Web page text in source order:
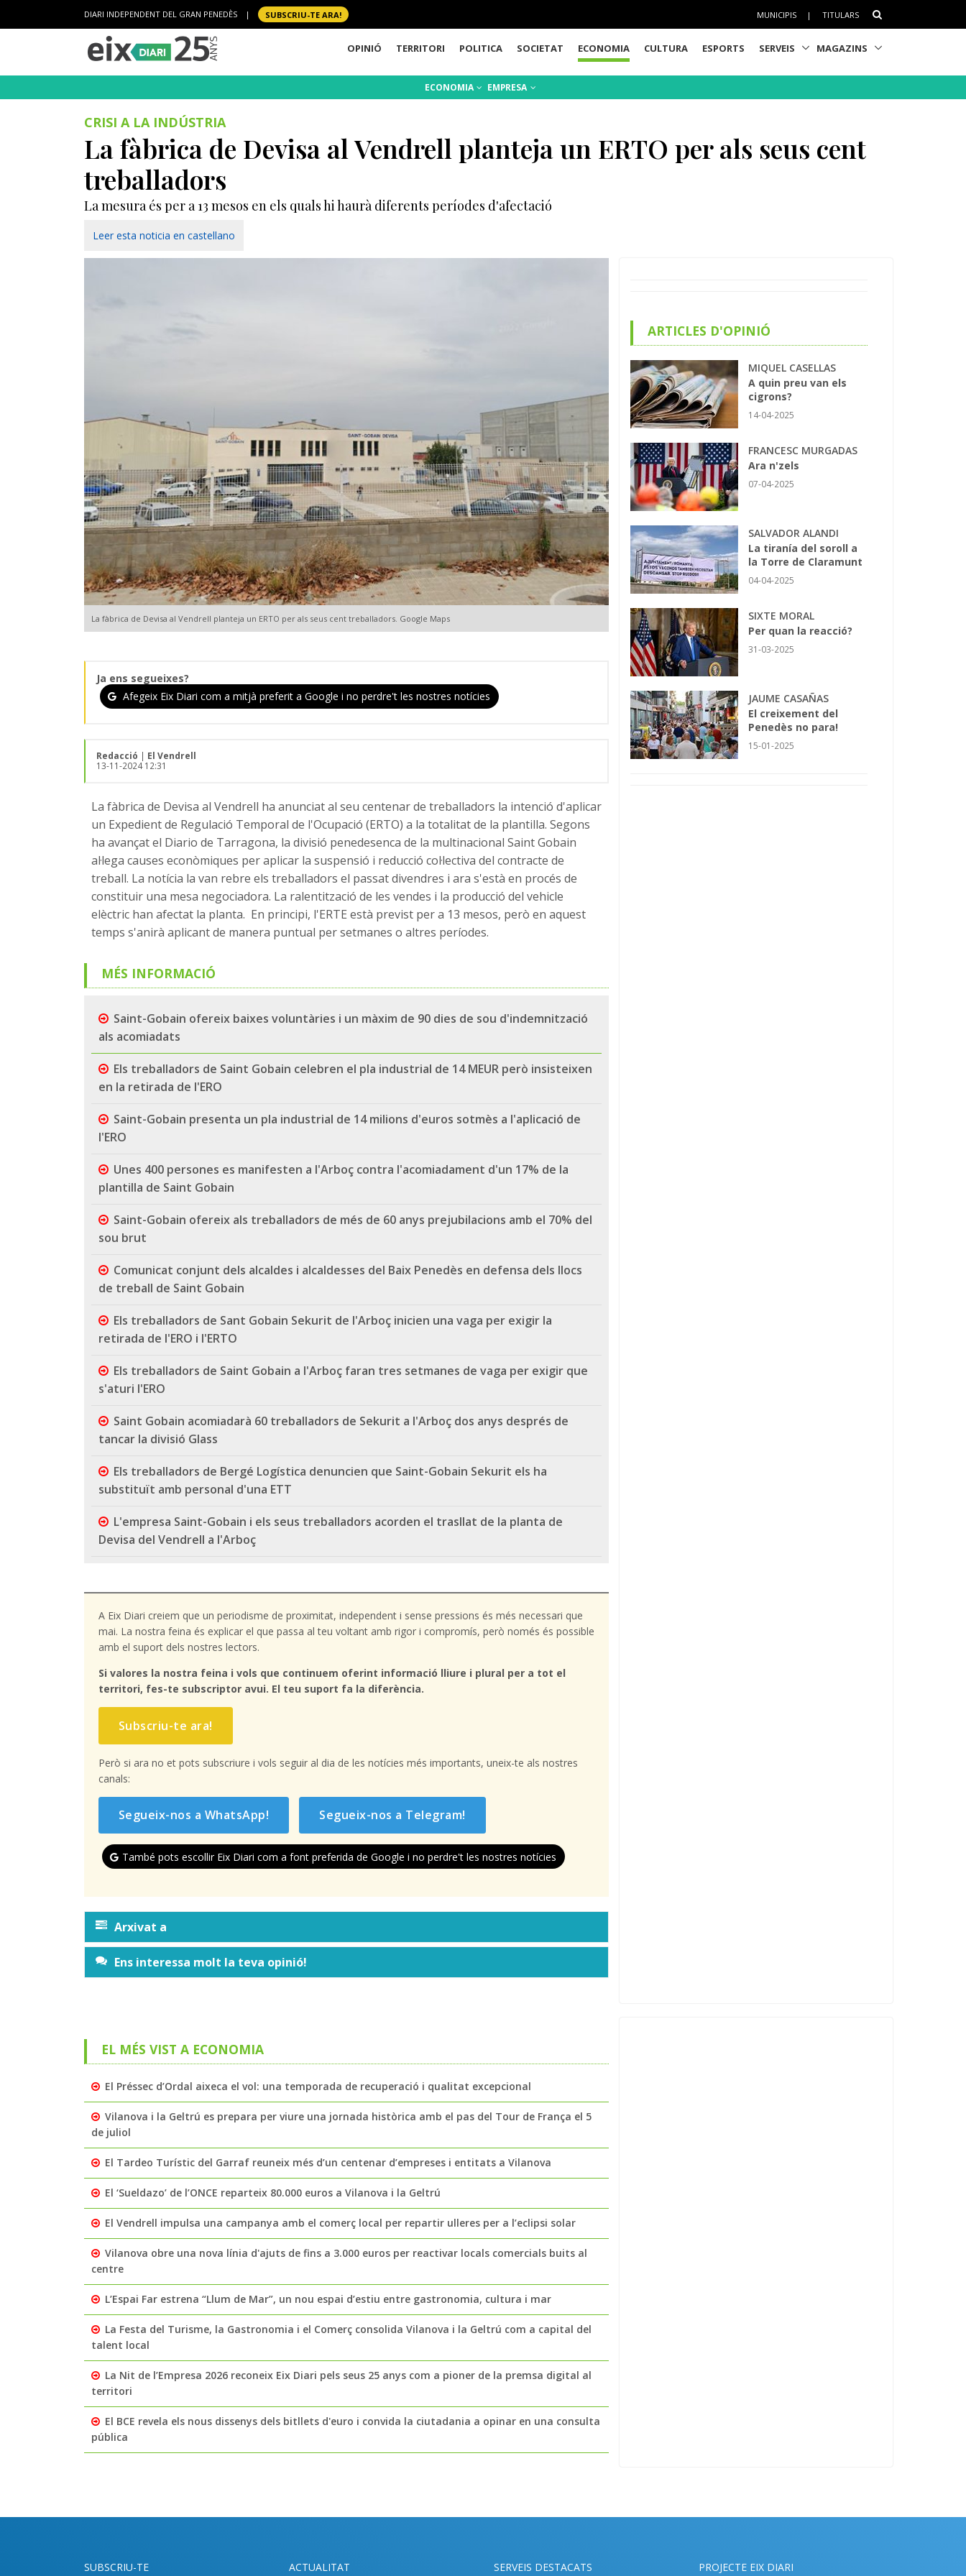
DIARI INDEPENDENT DEL GRAN PENEDÈS | SUBSCRIU-TE ARA! MUNICIPIS | TITULARS
OPINIÓ TERRITORI POLITICA SOCIETAT ECONOMIA CULTURA ESPORTS SERVEIS MAGAZINS
ECONOMIA EMPRESA
CRISI A LA INDÚSTRIA
La fàbrica de Devisa al Vendrell planteja un ERTO per als seus cent
treballadors
La mesura és per a 13 mesos en els quals hi haurà diferents períodes d'afectació
Leer esta noticia en castellano
La fàbrica de Devisa al Vendrell planteja un ERTO per als seus cent treballadors. Google Maps
Ja ens segueixes?
Afegeix Eix Diari com a mitjà preferit a Google i no perdre't les nostres notícies
Redacció | El Vendrell
13-11-2024 12:31
La fàbrica de Devisa al Vendrell ha anunciat al seu centenar de treballadors la intenció d'aplicar
un Expedient de Regulació Temporal de l'Ocupació (ERTO) a la totalitat de la plantilla. Segons
ha avançat el Diario de Tarragona, la divisió penedesenca de la multinacional Saint Gobain
al·lega causes econòmiques per aplicar la suspensió i reducció col·lectiva del contracte de
treball. La notícia la van rebre els treballadors el passat divendres i ara s'està en procés de
constituir una mesa negociadora. La ralentització de les vendes i la producció del vehicle
elèctric han afectat la planta. En principi, l'ERTE està previst per a 13 mesos, però en aquest
temps s'anirà aplicant de manera puntual per setmanes o altres períodes.
MÉS INFORMACIÓ
Saint-Gobain ofereix baixes voluntàries i un màxim de 90 dies de sou d'indemnització
als acomiadats
Els treballadors de Saint Gobain celebren el pla industrial de 14 MEUR però insisteixen
en la retirada de l'ERO
Saint-Gobain presenta un pla industrial de 14 milions d'euros sotmès a l'aplicació de
l'ERO
Unes 400 persones es manifesten a l'Arboç contra l'acomiadament d'un 17% de la
plantilla de Saint Gobain
Saint-Gobain ofereix als treballadors de més de 60 anys prejubilacions amb el 70% del
sou brut
Comunicat conjunt dels alcaldes i alcaldesses del Baix Penedès en defensa dels llocs
de treball de Saint Gobain
Els treballadors de Sant Gobain Sekurit de l'Arboç inicien una vaga per exigir la
retirada de l'ERO i l'ERTO
Els treballadors de Saint Gobain a l'Arboç faran tres setmanes de vaga per exigir que
s'aturi l'ERO
Saint Gobain acomiadarà 60 treballadors de Sekurit a l'Arboç dos anys després de
tancar la divisió Glass
Els treballadors de Bergé Logística denuncien que Saint-Gobain Sekurit els ha
substituït amb personal d'una ETT
L'empresa Saint-Gobain i els seus treballadors acorden el trasllat de la planta de
Devisa del Vendrell a l'Arboç
A Eix Diari creiem que un periodisme de proximitat, independent i sense pressions és més necessari que
mai. La nostra feina és explicar el que passa al teu voltant amb rigor i compromís, però només és possible
amb el suport dels nostres lectors.
Si valores la nostra feina i vols que continuem oferint informació lliure i plural per a tot el
territori, fes-te subscriptor avui. El teu suport fa la diferència.
Subscriu-te ara!
Però si ara no et pots subscriure i vols seguir al dia de les notícies més importants, uneix-te als nostres
canals:
Segueix-nos a WhatsApp! Segueix-nos a Telegram!
També pots escollir Eix Diari com a font preferida de Google i no perdre't les nostres notícies
Arxivat a
Ens interessa molt la teva opinió!
ARTICLES D'OPINIÓ
MIQUEL CASELLAS
A quin preu van els
cigrons?
14-04-2025
FRANCESC MURGADAS
Ara n'zels
07-04-2025
SALVADOR ALANDI
La tiranía del soroll a
la Torre de Claramunt
04-04-2025
SIXTE MORAL
Per quan la reacció?
31-03-2025
JAUME CASAÑAS
El creixement del
Penedès no para!
15-01-2025
EL MÉS VIST A ECONOMIA
El Préssec d’Ordal aixeca el vol: una temporada de recuperació i qualitat excepcional
Vilanova i la Geltrú es prepara per viure una jornada històrica amb el pas del Tour de França el 5
de juliol
El Tardeo Turístic del Garraf reuneix més d’un centenar d’empreses i entitats a Vilanova
El ‘Sueldazo’ de l’ONCE reparteix 80.000 euros a Vilanova i la Geltrú
El Vendrell impulsa una campanya amb el comerç local per repartir ulleres per a l’eclipsi solar
Vilanova obre una nova línia d'ajuts de fins a 3.000 euros per reactivar locals comercials buits al
centre
L’Espai Far estrena “Llum de Mar”, un nou espai d’estiu entre gastronomia, cultura i mar
La Festa del Turisme, la Gastronomia i el Comerç consolida Vilanova i la Geltrú com a capital del
talent local
La Nit de l’Empresa 2026 reconeix Eix Diari pels seus 25 anys com a pioner de la premsa digital al
territori
El BCE revela els nous dissenys dels bitllets d'euro i convida la ciutadania a opinar en una consulta
pública
SUBSCRIU-TE ACTUALITAT SERVEIS DESTACATS PROJECTE EIX DIARI